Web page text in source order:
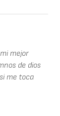
mejor
de dios
me toca